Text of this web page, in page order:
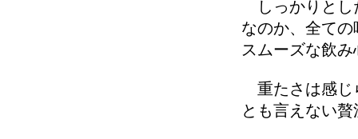
しっかりとし
なのか、全て
スムーズな飲み
重たさは感じ
とも言えない